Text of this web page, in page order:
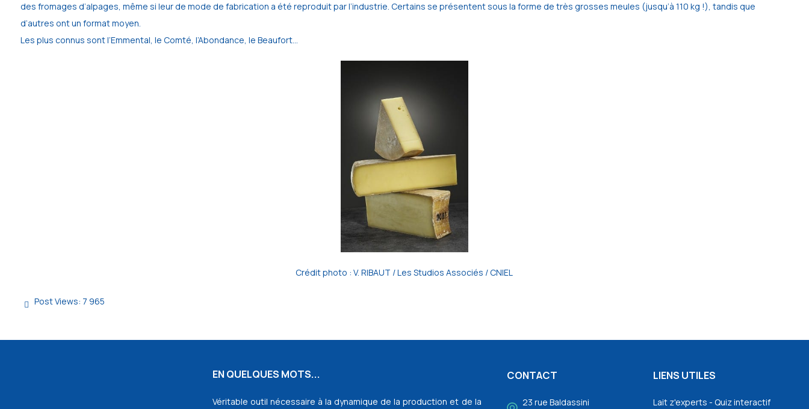
des fromages d’alpages, même si leur de mode de fabrication a été reproduit par l’industrie. Certains se présentent sous la forme de très grosses meules (jusqu’à 110 kg !), tandis que
d’autres ont un format moyen.
Les plus connus sont l’Emmental, le Comté, l’Abondance, le Beaufort…
Crédit photo : V. RIBAUT / Les Studios Associés / CNIEL
Post Views: 7 965
EN QUELQUES MOTS...
Véritable outil nécessaire à la dynamique de la production et de la
CONTACT
23 rue Baldassini
LIENS UTILES
Lait z'experts - Quiz interactif